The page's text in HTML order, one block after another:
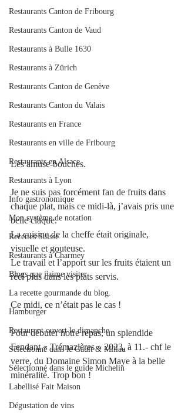
Restaurants Canton de Fribourg
Restaurants Canton de Vaud
Restaurants à Bulle 1630
Restaurants à Zürich
Restaurants Canton de Genève
Restaurants Canton du Valais
Restaurants en France
Restaurants en ville de Fribourg
Restaurants en Alsace
Restaurants à Lyon
Info gastronomique
Mon système de notation
Recettes Suisse
Restaurants à Charmey
Blogs que j'aime visiter
La recette gourmande du blog.
Hamburger
Restaurant ouvert le dimanche
Sélectionné dans le Gault & Millau
Sélectionné dans le guide Michelin
Labellisé Fait Maison
Dégustation de vins
Les amuse-bouches.
Je ne suis pas forcément fan de fruits dans
chaque plat, mais ce midi-là, j’avais pris une
belle claque.
La cuisine de la cheffe était originale,
visuelle et gouteuse.
Le travail et l’apport sur les fruits étaient un
réel plus dans les plats servis.
Ce midi, ce n’était pas le cas !
Pour débuter notre repas, un splendide
Fendant « Trémazières » 2023, à 11.- chf le
verre, du Domaine Simon Maye à la belle
minéralité. Trop bon !